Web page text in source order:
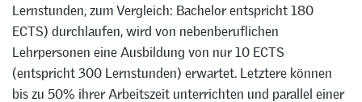
Lernstunden, zum Vergleich: Bachelor entspricht 180
ECTS) durchlaufen, wird von nebenberuflichen
Lehrpersonen eine Ausbildung von nur 10 ECTS
(entspricht 300 Lernstunden) erwartet. Letztere können
bis zu 50% ihrer Arbeitszeit unterrichten und parallel einer